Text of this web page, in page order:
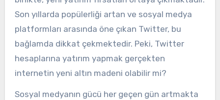
Son yıllarda popülerliği artan ve sosyal medya
platformları arasında öne çıkan Twitter, bu
bağlamda dikkat çekmektedir. Peki, Twitter
hesaplarına yatırım yapmak gerçekten
internetin yeni altın madeni olabilir mi?
Sosyal medyanın gücü her geçen gün artmakta